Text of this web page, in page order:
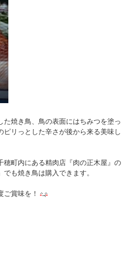
た焼き鳥、鳥の表面にはちみつを塗っ
ピリっとした辛さが後から来る美味し
穂町内にある精肉店『肉の正木屋』の
も焼き鳥は購入できます。
ご賞味を！